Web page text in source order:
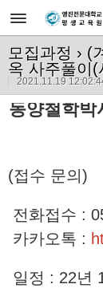
모집과정 › (
옥 사주풀이
2021.11.19
동양철학박
(접수 문의)
전화접수 :
카카오톡 :
일정 : 22년